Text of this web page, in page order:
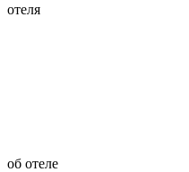
отеля
об отеле